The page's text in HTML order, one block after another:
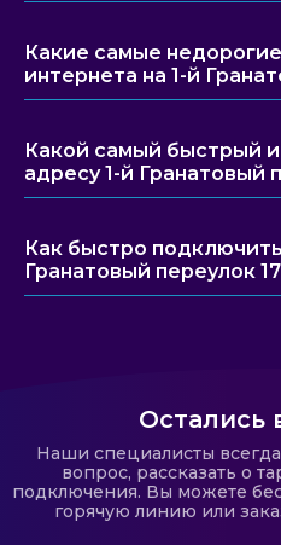
Какие самые
интернета на 1-й
Какой самый быстрый
адресу 1-й Гранатовый
Как быстро
Гранатовый переулок
Остались
Наши специалисты
вопрос, рассказать о
подключения. Вы можете
горячую линию или